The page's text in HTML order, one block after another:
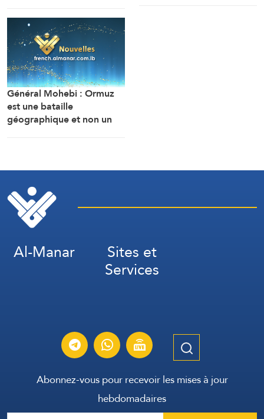
Général Mohebi : Ormuz
est une bataille
géographique et non un
jusqu’à ce que l’ennemi
accepte toutes nos
conditions.
Al-Manar Sites et
Services
Abonnez-vous pour recevoir les mises à jour
hebdomadaires